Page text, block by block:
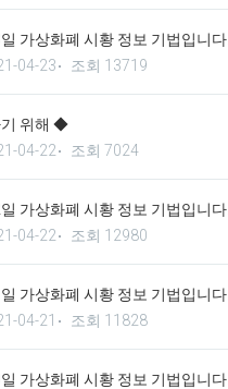
가상화폐 시황 정보 기법입니다.
04-23 조회 13719
위해 ◆
04-22 조회 7024
가상화폐 시황 정보 기법입니다.
04-22 조회 12980
가상화폐 시황 정보 기법입니다.
04-21 조회 11828
가상화폐 시황 정보 기법입니다.